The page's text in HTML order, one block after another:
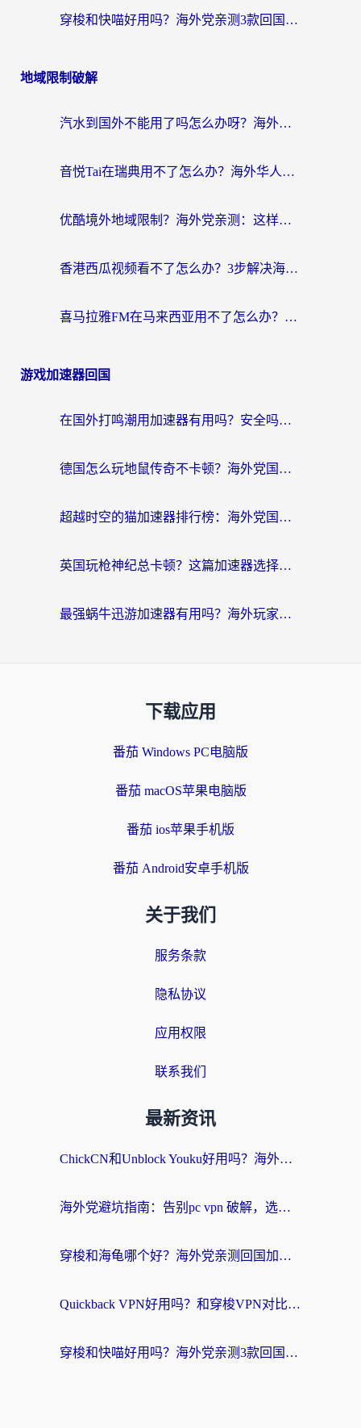
穿梭和快喵好用吗？海外党亲测3款回国加速器，附日本回国VPN避坑指南
地域限制破解
汽水到国外不能用了吗怎么办呀？海外党追剧看片的救星在这里！
音悦Tai在瑞典用不了怎么办？海外华人追剧听歌的实用指南
优酷境外地域限制？海外党亲测：这样看国内剧再也不卡（附3个实用场景解决）
香港西瓜视频看不了怎么办？3步解决海外追剧难题，附靠谱加速器推荐
喜马拉雅FM在马来西亚用不了怎么办？海外华人亲测有效的回国加速指南
游戏加速器回国
在国外打鸣潮用加速器有用吗？安全吗？海外玩家国服游戏加速全指南
德国怎么玩地鼠传奇不卡顿？海外党国服游戏加速全攻略（含战双EVE实用指南）
超越时空的猫加速器排行榜：海外党国服游戏不卡顿的终极选择指南
英国玩枪神纪总卡顿？这篇加速器选择指南帮你告别延迟（附实测推荐）
最强蜗牛迅游加速器有用吗？海外玩家国服游戏加速避坑指南（附德国玩忍者必须死3流星蝴蝶剑解决办法）
下载应用
番茄 Windows PC电脑版
番茄 macOS苹果电脑版
番茄 ios苹果手机版
番茄 Android安卓手机版
关于我们
服务条款
隐私协议
应用权限
联系我们
最新资讯
ChickCN和Unblock Youku好用吗？海外党亲测3款回国加速器，附iOS免费选择指南
海外党避坑指南：告别pc vpn 破解，选对回国加速器轻松访问国内资源
穿梭和海龟哪个好？海外党亲测回国加速器，附电脑免费VPN推荐
Quickback VPN好用吗？和穿梭VPN对比哪个回国效果更好？海外党必看的真实测评与选择指南
穿梭和快喵好用吗？海外党亲测3款回国加速器，附日本回国VPN避坑指南